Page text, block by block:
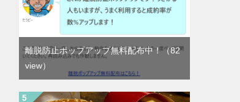
離脱防止ポップアップ無料配布中！（82
view）